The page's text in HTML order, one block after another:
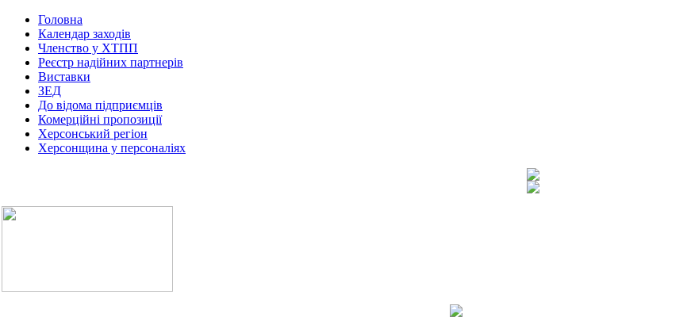
Головна
Календар заходів
Членство у ХТПП
Реєстр надійних партнерів
Виставки
ЗЕД
До відома підприємців
Комерційні пропозиції
Херсонський регіон
Херсонщина у персоналіях